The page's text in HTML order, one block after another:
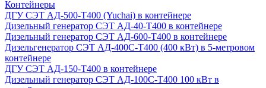
Контейнеры
ДГУ СЭТ АД-500-Т400 (Yuchai) в контейнере
Дизельный генератор СЭТ АД-40-Т400 в контейнере
Дизельный генератор СЭТ АД-600-Т400 в контейнере
Дизельгенератор СЭТ АД-400С-Т400 (400 кВт) в 5-метровом
контейнере
ДГУ СЭТ АД-150-Т400 в контейнере
Дизельный генератор СЭТ АД-100С-Т400 100 кВт в